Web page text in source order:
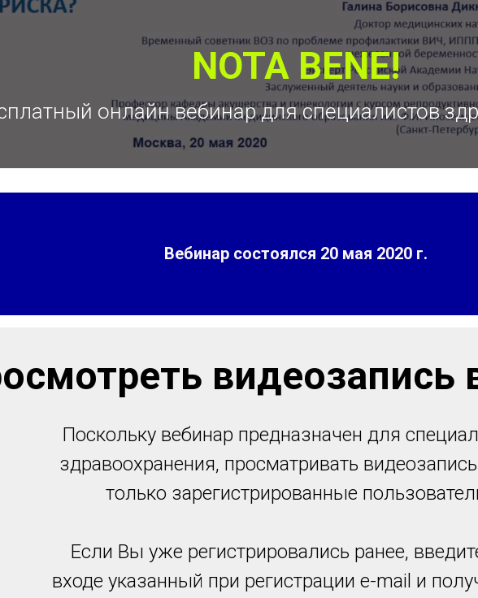
NOTA BENE!
онлайн вебинар для специалистов
Вебинар состоялся 20 мая 2020 г.
видеозапись
Поскольку вебинар предназначен для
здравоохранения, просматривать
только зарегистрированные
Если Вы уже регистрировались ранее,
входе указанный при регистрации e-mail и